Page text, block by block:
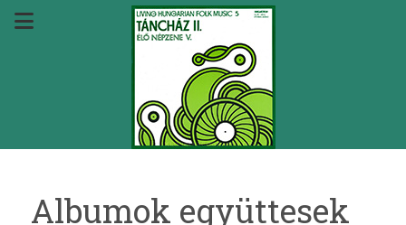
Albumok együttesek